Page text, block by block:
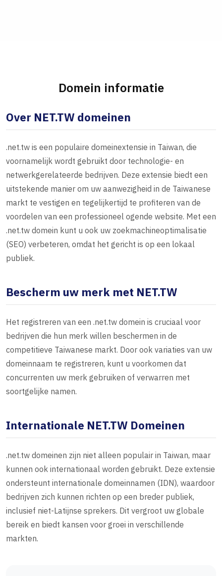
Domein informatie
Over NET.TW domeinen
.net.tw is een populaire domeinextensie in Taiwan, die
voornamelijk wordt gebruikt door technologie- en
netwerkgerelateerde bedrijven. Deze extensie biedt een
uitstekende manier om uw aanwezigheid in de Taiwanese
markt te vestigen en tegelijkertijd te profiteren van de
voordelen van een professioneel ogende website. Met een
.net.tw domein kunt u ook uw zoekmachineoptimalisatie
(SEO) verbeteren, omdat het gericht is op een lokaal
publiek.
Bescherm uw merk met NET.TW
Het registreren van een .net.tw domein is cruciaal voor
bedrijven die hun merk willen beschermen in de
competitieve Taiwanese markt. Door ook variaties van uw
domeinnaam te registreren, kunt u voorkomen dat
concurrenten uw merk gebruiken of verwarren met
soortgelijke namen.
Internationale NET.TW Domeinen
.net.tw domeinen zijn niet alleen populair in Taiwan, maar
kunnen ook internationaal worden gebruikt. Deze extensie
ondersteunt internationale domeinnamen (IDN), waardoor
bedrijven zich kunnen richten op een breder publiek,
inclusief niet-Latijnse sprekers. Dit vergroot uw globale
bereik en biedt kansen voor groei in verschillende
markten.